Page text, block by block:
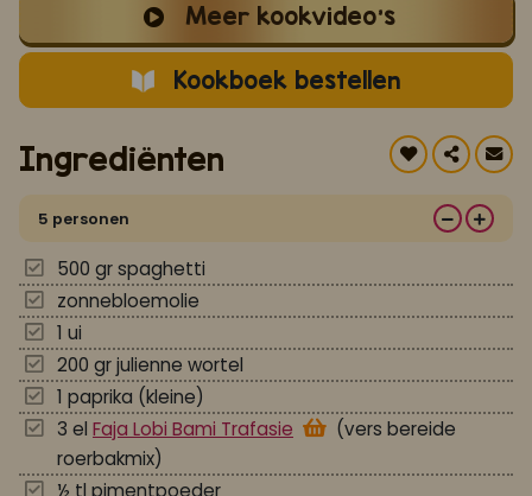
Meer kookvideo's
Kookboek bestellen
Ingrediënten
5 personen
500 gr spaghetti
zonnebloemolie
1 ui
200 gr julienne wortel
1 paprika (kleine)
3 el Faja Lobi Bami Trafasie
(vers bereide
roerbakmix)